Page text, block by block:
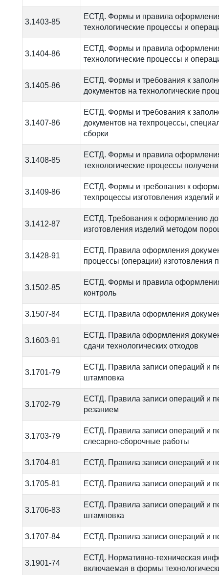
3.1403-85
ЕСТД. Формы и правила
технологические процессы и
3.1404-86
ЕСТД. Формы и правила
технологические процессы и
3.1405-86
ЕСТД. Формы и требования к
документов на технологические
3.1407-86
ЕСТД. Формы и требования к
документов на техпроцессы,
сборки
3.1408-85
ЕСТД. Формы и правила
технологические процессы
3.1409-86
ЕСТД. Формы и требования к
техпроцессы изготовления изделий
3.1412-87
ЕСТД. Требования к оформлению
изготовления изделий методом
3.1428-91
ЕСТД. Правила оформления
процессы (операции) изготовления
3.1502-85
ЕСТД. Формы и правила
контроль
3.1507-84 ЕСТД. Правила оформления
3.1603-91
ЕСТД. Правила оформления
сдачи технологических отходов
3.1701-79
ЕСТД. Правила записи операций и
штамповка
3.1702-79
ЕСТД. Правила записи операций и
резанием
3.1703-79
ЕСТД. Правила записи операций и
слесарно-сборочные работы
3.1704-81 ЕСТД. Правила записи операций и
3.1705-81 ЕСТД. Правила записи операций и
3.1706-83
ЕСТД. Правила записи операций и
штамповка
3.1707-84 ЕСТД. Правила записи операций и
3.1901-74
ЕСТД. Нормативно-техническая
включаемая в формы